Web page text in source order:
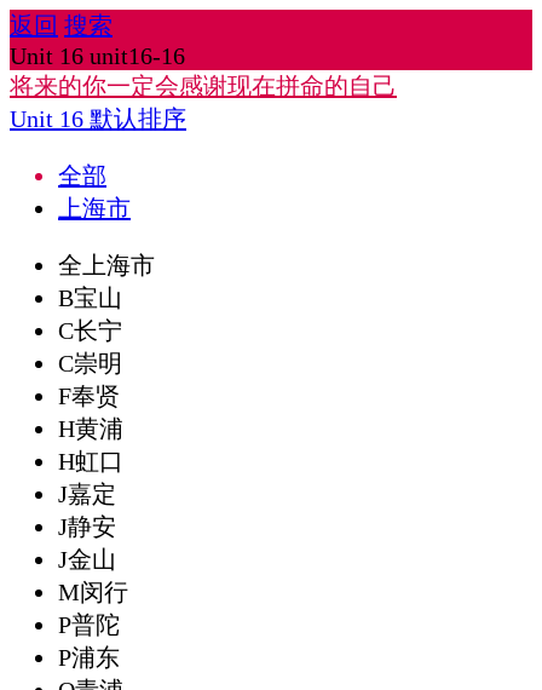
返回 搜索
Unit 16 unit16-16
将来的你一定会感谢现在拼命的自己
Unit 16 默认排序
全部
上海市
全上海市
B宝山
C长宁
C崇明
F奉贤
H黄浦
H虹口
J嘉定
J静安
J金山
M闵行
P普陀
P浦东